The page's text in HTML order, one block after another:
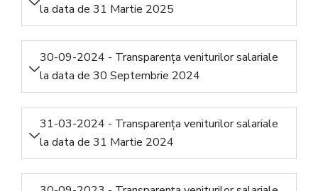
la data de 31 Martie 2025
30-09-2024 - Transparența veniturilor salariale
la data de 30 Septembrie 2024
31-03-2024 - Transparența veniturilor salariale
la data de 31 Martie 2024